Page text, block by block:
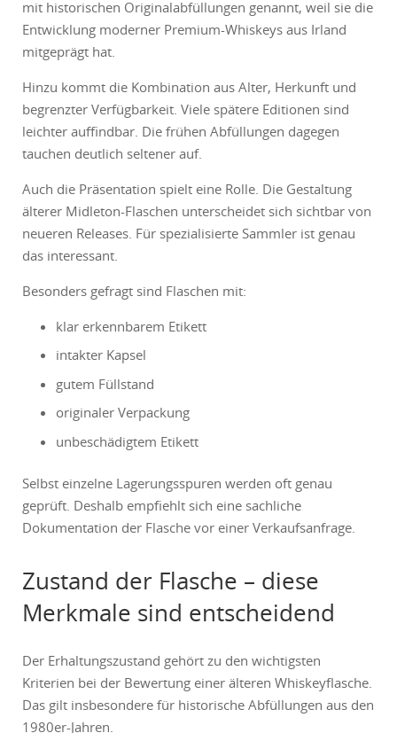
mit historischen Originalabfüllungen genannt, weil sie die
Entwicklung moderner Premium-Whiskeys aus Irland
mitgeprägt hat.
Hinzu kommt die Kombination aus Alter, Herkunft und
begrenzter Verfügbarkeit. Viele spätere Editionen sind
leichter auffindbar. Die frühen Abfüllungen dagegen
tauchen deutlich seltener auf.
Auch die Präsentation spielt eine Rolle. Die Gestaltung
älterer Midleton-Flaschen unterscheidet sich sichtbar von
neueren Releases. Für spezialisierte Sammler ist genau
das interessant.
Besonders gefragt sind Flaschen mit:
klar erkennbarem Etikett
intakter Kapsel
gutem Füllstand
originaler Verpackung
unbeschädigtem Etikett
Selbst einzelne Lagerungsspuren werden oft genau
geprüft. Deshalb empfiehlt sich eine sachliche
Dokumentation der Flasche vor einer Verkaufsanfrage.
Zustand der Flasche – diese
Merkmale sind entscheidend
Der Erhaltungszustand gehört zu den wichtigsten
Kriterien bei der Bewertung einer älteren Whiskeyflasche.
Das gilt insbesondere für historische Abfüllungen aus den
1980er-Jahren.